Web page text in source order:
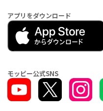
アプリをダウンロード
モッピー公式SNS